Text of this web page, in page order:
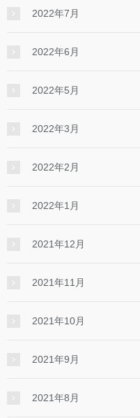
2022年7月
2022年6月
2022年5月
2022年3月
2022年2月
2022年1月
2021年12月
2021年11月
2021年10月
2021年9月
2021年8月